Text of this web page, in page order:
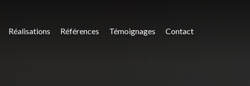
Réalisations Références Témoignages Contact